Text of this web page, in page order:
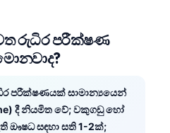
රුධිර පරීක්ෂණ
පරීක්ෂණයක් සාමාන්‍යයෙන්
දී නියමිත වේ; වකුගඩු හෝ
ඖෂධ සඳහා සති 1-2ක්;